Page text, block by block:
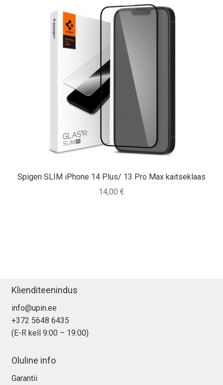
Spigen SLIM iPhone 14 Plus/ 13 Pro Max kaitseklaas
14,00 €
Klienditeenindus
info@upin.ee
+372 5648 6435
(E-R kell 9:00 – 19:00)
Oluline info
Garantii